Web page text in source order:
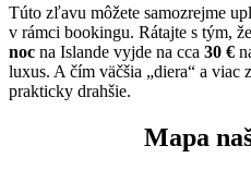
Túto zľavu môžete samozrejme
v rámci bookingu. Rátajte s tým,
noc na Islande vyjde na cca 30 €
luxus. A čím väčšia „diera“ a viac
prakticky drahšie.
Mapa